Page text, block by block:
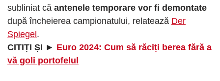
subliniat că antenele temporare vor fi demontate
după încheierea campionatului, relatează Der
Spiegel.
CITIȚI ȘI ► Euro 2024: Cum să răciți berea fără a
vă goli portofelul